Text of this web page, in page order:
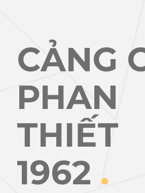
CẢNG
PHAN
THIẾT
1962 .